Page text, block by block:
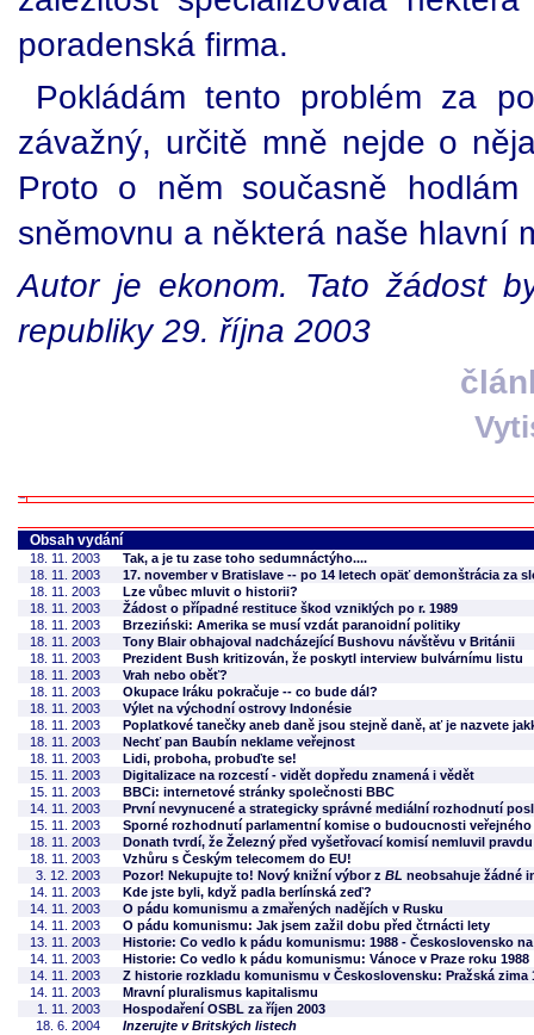
poradenská firma.
Pokládám tento problém za
závažný, určitě mně nejde o
Proto o něm současně hodlám
sněmovnu a některá naše hlavní
Autor je ekonom. Tato žádost
republiky 29. října 2003
Obsah vydání
18. 11. 2003
Tak, a je tu zase toho sedumnáctýho....
18. 11. 2003
17. november v Bratislave -- po 14 letech opäť demonštrácia za
18. 11. 2003
Lze vůbec mluvit o historii?
18. 11. 2003
Žádost o případné restituce škod vzniklých po r. 1989
18. 11. 2003
Brzeziński: Amerika se musí vzdát paranoidní politiky
18. 11. 2003
Tony Blair obhajoval nadcházející Bushovu návštěvu v Británii
18. 11. 2003
Prezident Bush kritizován, že poskytl interview bulvárnímu listu
18. 11. 2003
Vrah nebo oběť?
18. 11. 2003
Okupace Iráku pokračuje -- co bude dál?
18. 11. 2003
Výlet na východní ostrovy Indonésie
18. 11. 2003
Poplatkové tanečky aneb daně jsou stejně daně, ať je nazvete
18. 11. 2003
Nechť pan Baubín neklame veřejnost
18. 11. 2003
Lidi, proboha, probuďte se!
15. 11. 2003
Digitalizace na rozcestí - vidět dopředu znamená i vědět
15. 11. 2003
BBCi: internetové stránky společnosti BBC
14. 11. 2003
První nevynucené a strategicky správné mediální rozhodnutí
15. 11. 2003
Sporné rozhodnutí parlamentní komise o budoucnosti veřejného
18. 11. 2003
Donath tvrdí, že Železný před vyšetřovací komisí nemluvil pravdu
18. 11. 2003
Vzhůru s Českým telecomem do EU!
3. 12. 2003
Pozor! Nekupujte to! Nový knižní výbor z BL neobsahuje žádné
14. 11. 2003
Kde jste byli, když padla berlínská zeď?
14. 11. 2003
O pádu komunismu a zmařených nadějích v Rusku
14. 11. 2003
O pádu komunismu: Jak jsem zažil dobu před čtrnácti lety
13. 11. 2003
Historie: Co vedlo k pádu komunismu: 1988 - Československo
14. 11. 2003
Historie: Co vedlo k pádu komunismu: Vánoce v Praze roku 1988
14. 11. 2003
Z historie rozkladu komunismu v Československu: Pražská zima
14. 11. 2003
Mravní pluralismus kapitalismu
1. 11. 2003
Hospodaření OSBL za říjen 2003
18. 6. 2004
Inzerujte v Britských listech